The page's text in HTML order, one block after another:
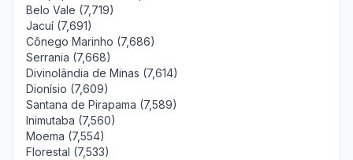
Belo Vale (7,719)
Jacuí (7,691)
Cônego Marinho (7,686)
Serrania (7,668)
Divinolândia de Minas (7,614)
Dionísio (7,609)
Santana de Pirapama (7,589)
Inimutaba (7,560)
Moema (7,554)
Florestal (7,533)